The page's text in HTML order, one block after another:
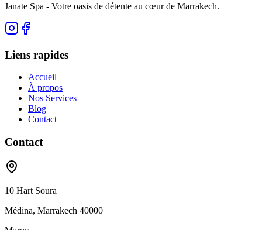
Janate Spa - Votre oasis de détente au cœur de Marrakech.
Liens rapides
Accueil
À propos
Nos Services
Blog
Contact
Contact
10 Hart Soura
Médina, Marrakech 40000